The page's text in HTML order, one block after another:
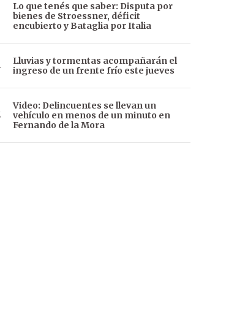
Lo que tenés que saber: Disputa por
bienes de Stroessner, déficit
encubierto y Bataglia por Italia
Lluvias y tormentas acompañarán el
ingreso de un frente frío este jueves
Video: Delincuentes se llevan un
vehículo en menos de un minuto en
Fernando de la Mora